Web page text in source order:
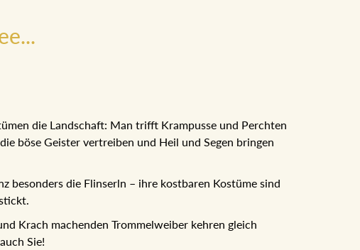
die Landschaft: Man trifft Krampusse und Perchten
böse Geister vertreiben und Heil und Segen bringen
besonders die Flinserln – ihre kostbaren Kostüme sind
Krach machenden Trommelweiber kehren gleich
Sie!